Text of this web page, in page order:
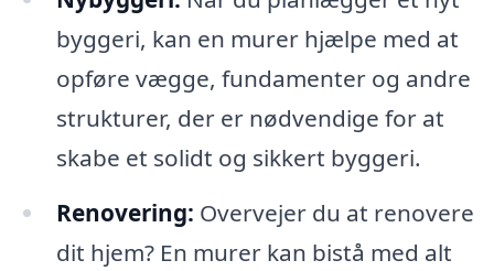
byggeri, kan en murer hjælpe med at
opføre vægge, fundamenter og andre
strukturer, der er nødvendige for at
skabe et solidt og sikkert byggeri.
Renovering: Overvejer du at renovere
dit hjem? En murer kan bistå med alt